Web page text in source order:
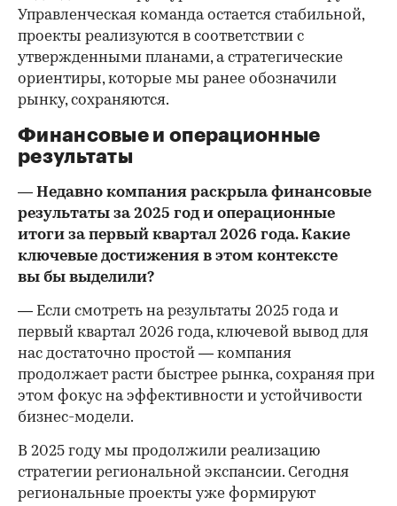
Управленческая команда остается стабильной,
проекты реализуются в соответствии с
утвержденными планами, а стратегические
ориентиры, которые мы ранее обозначили
рынку, сохраняются.
Финансовые и операционные
результаты
— Недавно компания раскрыла финансовые
результаты за 2025 год и операционные
итоги за первый квартал 2026 года. Какие
ключевые достижения в этом контексте
вы бы выделили?
— Если смотреть на результаты 2025 года и
первый квартал 2026 года, ключевой вывод для
нас достаточно простой — компания
продолжает расти быстрее рынка, сохраняя при
этом фокус на эффективности и устойчивости
бизнес-модели.
В 2025 году мы продолжили реализацию
стратегии региональной экспансии. Сегодня
региональные проекты уже формируют